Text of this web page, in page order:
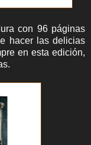
con 96 páginas
hacer las delicias
en esta edición,